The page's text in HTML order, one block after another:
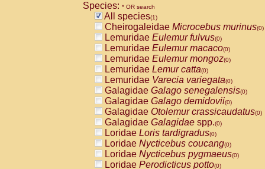
Species: * OR search
All species(1)
Cheirogaleidae Microcebus murinus(0)
Lemuridae Eulemur fulvus(0)
Lemuridae Eulemur macaco(0)
Lemuridae Eulemur mongoz(0)
Lemuridae Lemur catta(0)
Lemuridae Varecia variegata(0)
Galagidae Galago senegalensis(0)
Galagidae Galago demidovii(0)
Galagidae Otolemur crassicaudatus(0)
Galagidae Galagidae spp.(0)
Loridae Loris tardigradus(0)
Loridae Nycticebus coucang(0)
Loridae Nycticebus pygmaeus(0)
Loridae Perodicticus potto(0)